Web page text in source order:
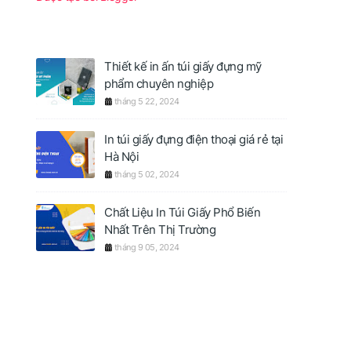
Thiết kế in ấn túi giấy đựng mỹ
phẩm chuyên nghiệp
tháng 5 22, 2024
In túi giấy đựng điện thoại giá rẻ tại
Hà Nội
tháng 5 02, 2024
Chất Liệu In Túi Giấy Phổ Biến
Nhất Trên Thị Trường
tháng 9 05, 2024